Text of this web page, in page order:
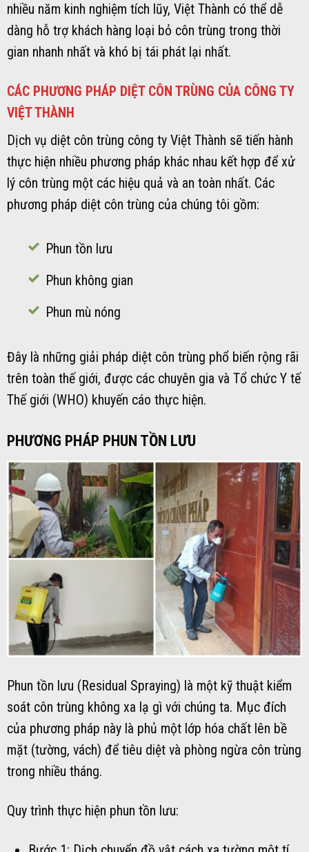
nhiều năm kinh nghiệm tích lũy, Việt Thành có thể dễ
dàng hỗ trợ khách hàng loại bỏ côn trùng trong thời
gian nhanh nhất và khó bị tái phát lại nhất.
CÁC PHƯƠNG PHÁP DIỆT CÔN TRÙNG CỦA CÔNG TY
VIỆT THÀNH
Dịch vụ diệt côn trùng công ty Việt Thành sẽ tiến hành
thực hiện nhiều phương pháp khác nhau kết hợp để xử
lý côn trùng một các hiệu quả và an toàn nhất. Các
phương pháp diệt côn trùng của chúng tôi gồm:
Phun tồn lưu
Phun không gian
Phun mù nóng
Đây là những giải pháp diệt côn trùng phổ biến rộng rãi
trên toàn thế giới, được các chuyên gia và Tổ chức Y tế
Thế giới (WHO) khuyến cáo thực hiện.
PHƯƠNG PHÁP PHUN TỒN LƯU
Phun tồn lưu (Residual Spraying) là một kỹ thuật kiểm
soát côn trùng không xa lạ gì với chúng ta. Mục đích
của phương pháp này là phủ một lớp hóa chất lên bề
mặt (tường, vách) để tiêu diệt và phòng ngừa côn trùng
trong nhiều tháng.
Quy trình thực hiện phun tồn lưu: